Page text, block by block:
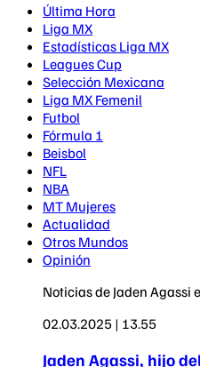
Última Hora
Liga MX
Estadísticas Liga MX
Leagues Cup
Selección Mexicana
Liga MX Femenil
Futbol
Fórmula 1
Beisbol
NFL
NBA
MT Mujeres
Actualidad
Otros Mundos
Opinión
Noticias de Jaden Agassi
02.03.2025 | 13.55
Jaden Agassi, hijo